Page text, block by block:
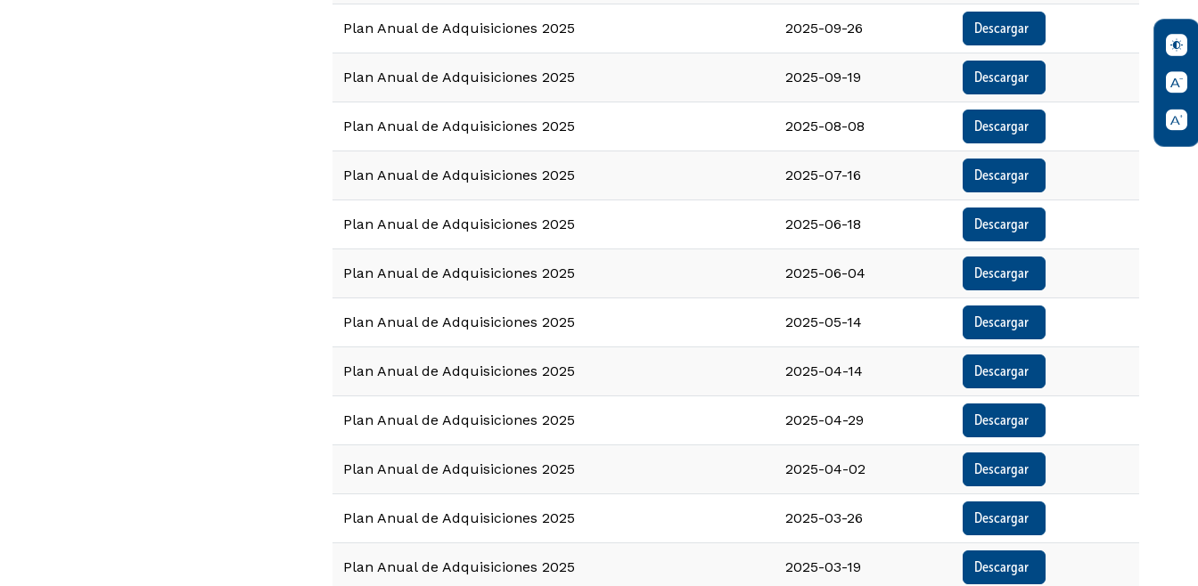
Plan Anual de Adquisiciones 2025 2025-09-26 Descargar
Plan Anual de Adquisiciones 2025 2025-09-19 Descargar
Plan Anual de Adquisiciones 2025 2025-08-08 Descargar
Plan Anual de Adquisiciones 2025 2025-07-16 Descargar
Plan Anual de Adquisiciones 2025 2025-06-18 Descargar
Plan Anual de Adquisiciones 2025 2025-06-04 Descargar
Plan Anual de Adquisiciones 2025 2025-05-14 Descargar
Plan Anual de Adquisiciones 2025 2025-04-14 Descargar
Plan Anual de Adquisiciones 2025 2025-04-29 Descargar
Plan Anual de Adquisiciones 2025 2025-04-02 Descargar
Plan Anual de Adquisiciones 2025 2025-03-26 Descargar
Plan Anual de Adquisiciones 2025 2025-03-19 Descargar